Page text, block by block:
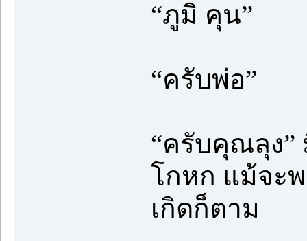
“ภูมิ คุน”
“ครับพ่อ”
“ครับคุณลุง”
โกหก แม้จะ
เกิดก็ตาม